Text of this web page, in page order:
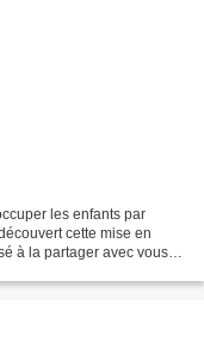
les enfants par
cette mise en
à la partager avec vous.